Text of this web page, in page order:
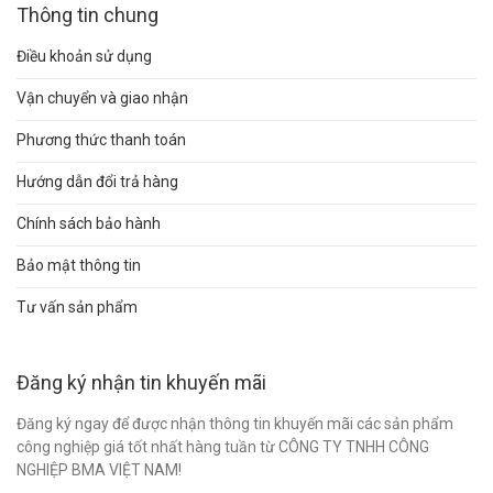
Thông tin chung
Điều khoản sử dụng
Vận chuyển và giao nhận
Phương thức thanh toán
Hướng dẫn đổi trả hàng
Chính sách bảo hành
Bảo mật thông tin
Tư vấn sản phẩm
Đăng ký nhận tin khuyến mãi
Đăng ký ngay để được nhận thông tin khuyến mãi các sản phẩm
công nghiệp giá tốt nhất hàng tuần từ CÔNG TY TNHH CÔNG
NGHIỆP BMA VIỆT NAM!